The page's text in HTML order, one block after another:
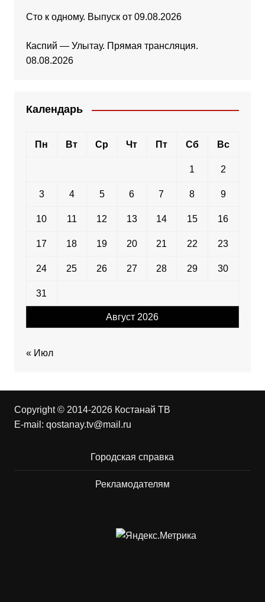
Сто к одному. Выпуск от 09.08.2026
Каспий — Улытау. Прямая трансляция.
08.08.2026
Календарь
Август 2026
Пн Вт Ср Чт Пт Сб Вс
1 2
3 4 5 6 7 8 9
10 11 12 13 14 15 16
17 18 19 20 21 22 23
24 25 26 27 28 29 30
31
« Июл
Copyright © 2014-2026 Костанай ТВ
E-mail: qostanay.tv@mail.ru
Городская справка
Рекламодателям